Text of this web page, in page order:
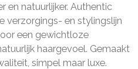
en natuurlijker. Authentic
verzorgings- en stylingslijn
een gewichtloze
haargevoel. Gemaakt
simpel maar luxe.